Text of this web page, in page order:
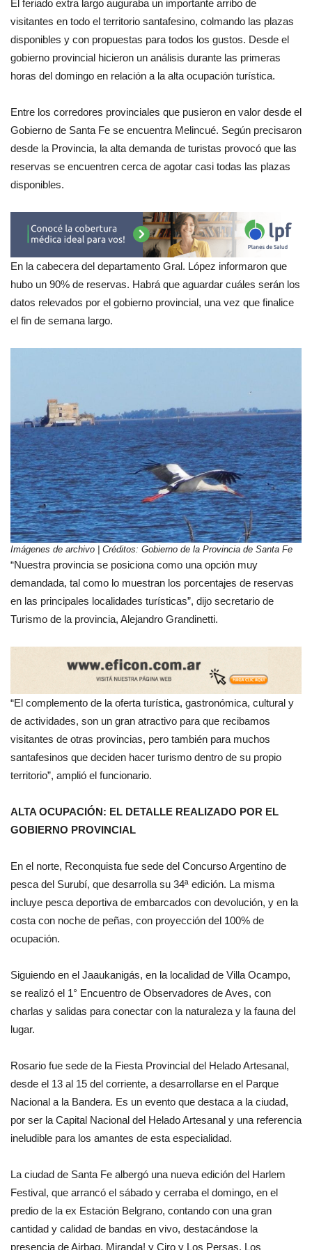
El feriado extra largo auguraba un importante arribo de
visitantes en todo el territorio santafesino, colmando las plazas
disponibles y con propuestas para todos los gustos. Desde el
gobierno provincial hicieron un análisis durante las primeras
horas del domingo en relación a la alta ocupación turística.
Entre los corredores provinciales que pusieron en valor desde el
Gobierno de Santa Fe se encuentra Melincué. Según precisaron
desde la Provincia, la alta demanda de turistas provocó que las
reservas se encuentren cerca de agotar casi todas las plazas
disponibles.
En la cabecera del departamento Gral. López informaron que
hubo un 90% de reservas. Habrá que aguardar cuáles serán los
datos relevados por el gobierno provincial, una vez que finalice
el fin de semana largo.
Imágenes de archivo | Créditos: Gobierno de la Provincia de Santa Fe
“Nuestra provincia se posiciona como una opción muy
demandada, tal como lo muestran los porcentajes de reservas
en las principales localidades turísticas”, dijo secretario de
Turismo de la provincia, Alejandro Grandinetti.
“El complemento de la oferta turística, gastronómica, cultural y
de actividades, son un gran atractivo para que recibamos
visitantes de otras provincias, pero también para muchos
santafesinos que deciden hacer turismo dentro de su propio
territorio”, amplió el funcionario.
ALTA OCUPACIÓN: EL DETALLE REALIZADO POR EL
GOBIERNO PROVINCIAL
En el norte, Reconquista fue sede del Concurso Argentino de
pesca del Surubí, que desarrolla su 34ª edición. La misma
incluye pesca deportiva de embarcados con devolución, y en la
costa con noche de peñas, con proyección del 100% de
ocupación.
Siguiendo en el Jaaukanigás, en la localidad de Villa Ocampo,
se realizó el 1° Encuentro de Observadores de Aves, con
charlas y salidas para conectar con la naturaleza y la fauna del
lugar.
Rosario fue sede de la Fiesta Provincial del Helado Artesanal,
desde el 13 al 15 del corriente, a desarrollarse en el Parque
Nacional a la Bandera. Es un evento que destaca a la ciudad,
por ser la Capital Nacional del Helado Artesanal y una referencia
ineludible para los amantes de esta especialidad.
La ciudad de Santa Fe albergó una nueva edición del Harlem
Festival, que arrancó el sábado y cerraba el domingo, en el
predio de la ex Estación Belgrano, contando con una gran
cantidad y calidad de bandas en vivo, destacándose la
presencia de Airbag, Miranda! y Ciro y Los Persas. Los